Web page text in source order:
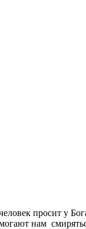
просит у
нам